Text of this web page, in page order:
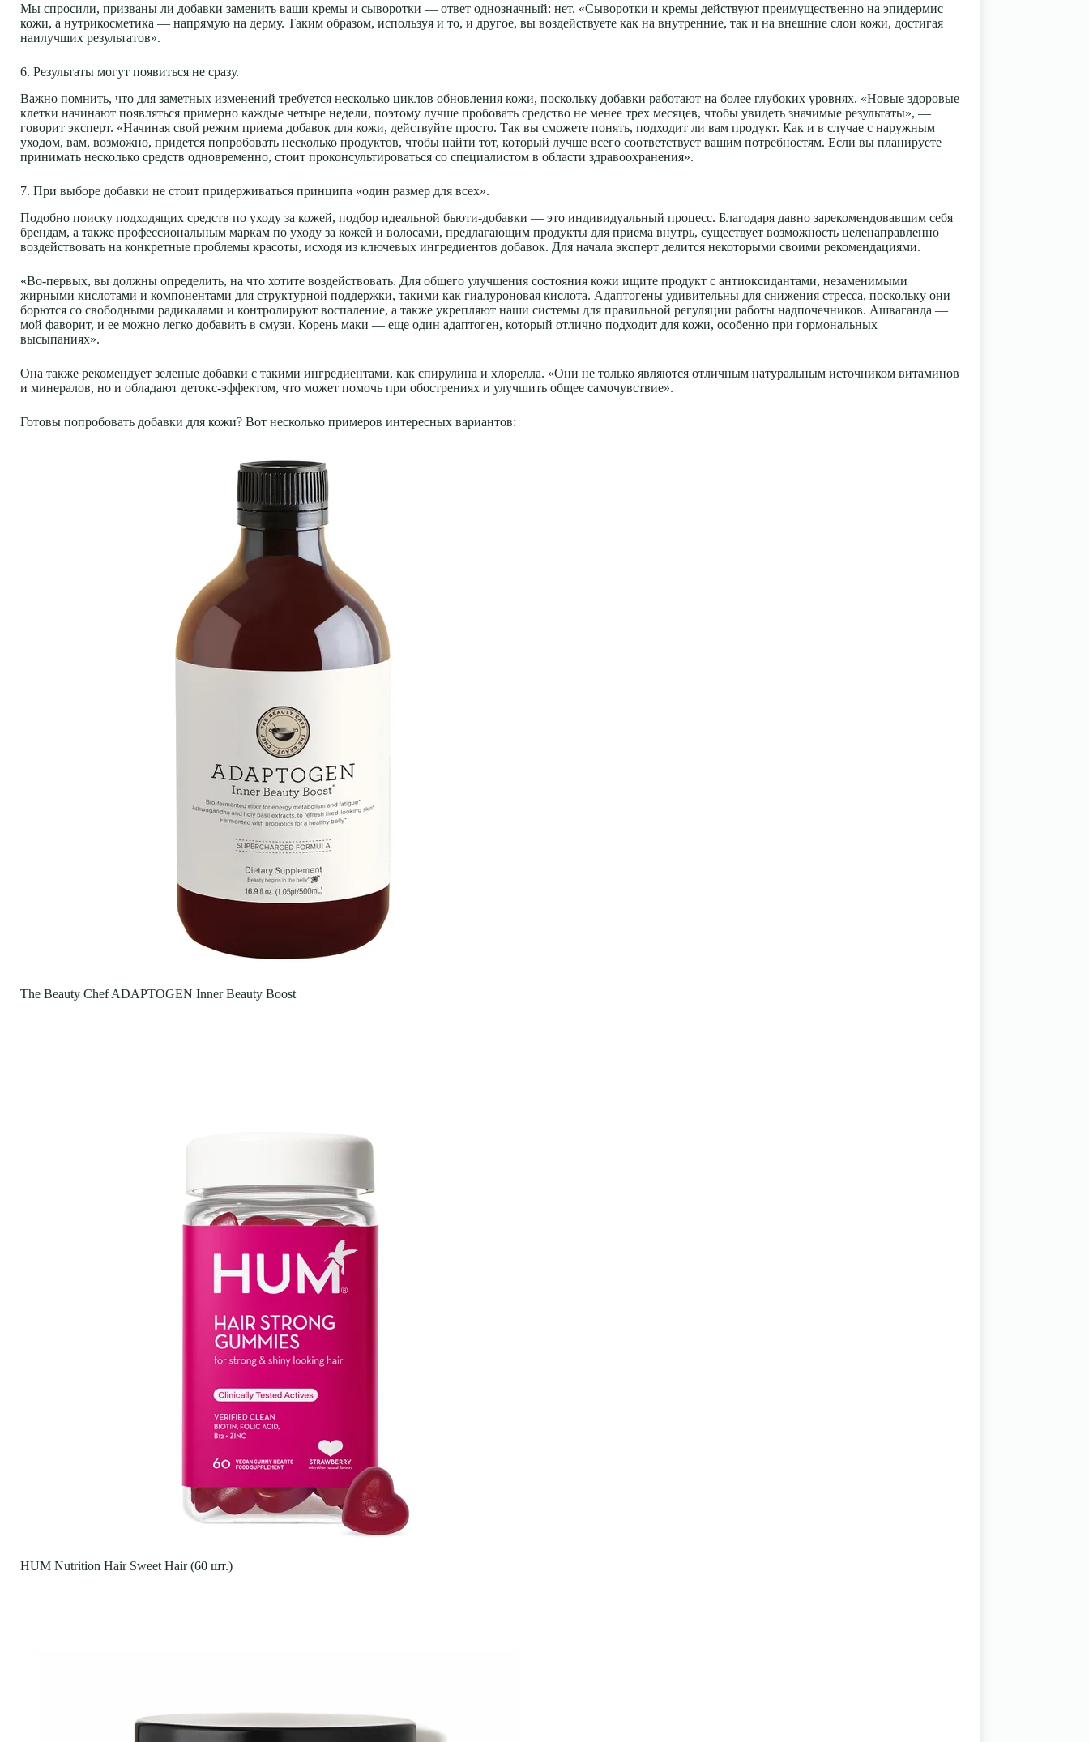
Мы спросили, призваны ли добавки заменить ваши кремы и сыворотки — ответ однозначный: нет. «Сыворотки и кремы действуют преимущественно на эпидермис
кожи, а нутрикосметика — напрямую на дерму. Таким образом, используя и то, и другое, вы воздействуете как на внутренние, так и на внешние слои кожи, достигая
наилучших результатов».
6. Результаты могут появиться не сразу.
Важно помнить, что для заметных изменений требуется несколько циклов обновления кожи, поскольку добавки работают на более глубоких уровнях. «Новые здоровые
клетки начинают появляться примерно каждые четыре недели, поэтому лучше пробовать средство не менее трех месяцев, чтобы увидеть значимые результаты», —
говорит эксперт. «Начиная свой режим приема добавок для кожи, действуйте просто. Так вы сможете понять, подходит ли вам продукт. Как и в случае с наружным
уходом, вам, возможно, придется попробовать несколько продуктов, чтобы найти тот, который лучше всего соответствует вашим потребностям. Если вы планируете
принимать несколько средств одновременно, стоит проконсультироваться со специалистом в области здравоохранения».
7. При выборе добавки не стоит придерживаться принципа «один размер для всех».
Подобно поиску подходящих средств по уходу за кожей, подбор идеальной бьюти-добавки — это индивидуальный процесс. Благодаря давно зарекомендовавшим себя
брендам, а также профессиональным маркам по уходу за кожей и волосами, предлагающим продукты для приема внутрь, существует возможность целенаправленно
воздействовать на конкретные проблемы красоты, исходя из ключевых ингредиентов добавок. Для начала эксперт делится некоторыми своими рекомендациями.
«Во-первых, вы должны определить, на что хотите воздействовать. Для общего улучшения состояния кожи ищите продукт с антиоксидантами, незаменимыми
жирными кислотами и компонентами для структурной поддержки, такими как гиалуроновая кислота. Адаптогены удивительны для снижения стресса, поскольку они
борются со свободными радикалами и контролируют воспаление, а также укрепляют наши системы для правильной регуляции работы надпочечников. Ашваганда —
мой фаворит, и ее можно легко добавить в смузи. Корень маки — еще один адаптоген, который отлично подходит для кожи, особенно при гормональных
высыпаниях».
Она также рекомендует зеленые добавки с такими ингредиентами, как спирулина и хлорелла. «Они не только являются отличным натуральным источником витаминов
и минералов, но и обладают детокс-эффектом, что может помочь при обострениях и улучшить общее самочувствие».
Готовы попробовать добавки для кожи? Вот несколько примеров интересных вариантов:
The Beauty Chef ADAPTOGEN Inner Beauty Boost
HUM Nutrition Hair Sweet Hair (60 шт.)